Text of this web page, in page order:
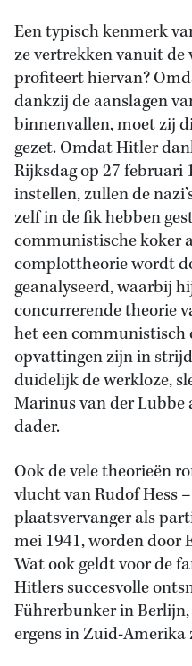
Een typisch kenmerk
ze vertrekken vanuit de
profiteert hiervan?
dankzij de aanslagen
binnenvallen, moet zij
gezet. Omdat Hitler
Rijksdag op 27 februari
instellen, zullen de
zelf in de fik hebben
communistische koker
complottheorie wordt
geanalyseerd, waarbij
concurrerende theorie
het een communistisch
opvattingen zijn in
duidelijk de werkloze,
Marinus van der Lubbe
dader.
Ook de vele theorieën
vlucht van Rudof Hess
plaatsvervanger als
mei 1941, worden door
Wat ook geldt voor de
Hitlers succesvolle
Führerbunker in
ergens in Zuid-Amerika